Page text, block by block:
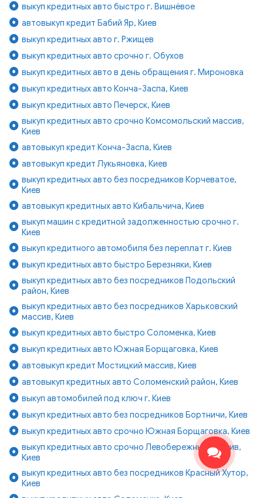
выкуп кредитных авто быстро г. Вишнёвое
автовыкуп кредит Бабий Яр, Киев
выкуп кредитных авто г. Ржищев
выкуп кредитных авто срочно г. Обухов
выкуп кредитных авто в день обращения г. Мироновка
выкуп кредитных авто Конча-Заспа, Киев
выкуп кредитных авто Печерск, Киев
выкуп кредитных авто срочно Комсомольский массив,
Киев
автовыкуп кредит Конча-Заспа, Киев
автовыкуп кредит Лукьяновка, Киев
выкуп кредитных авто без посредников Корчеватое,
Киев
автовыкуп кредитных авто Кибальчича, Киев
выкуп машин с кредитной задолженностью срочно г.
Киев
выкуп кредитного автомобиля без переплат г. Киев
выкуп кредитных авто быстро Березняки, Киев
выкуп кредитных авто без посредников Подольский
район, Киев
выкуп кредитных авто без посредников Харьковский
массив, Киев
выкуп кредитных авто быстро Соломенка, Киев
выкуп кредитных авто Южная Борщаговка, Киев
автовыкуп кредит Мостицкий массив, Киев
автовыкуп кредитных авто Соломенский район, Киев
выкуп автомобилей под ключ г. Киев
выкуп кредитных авто без посредников Бортничи, Киев
выкуп кредитных авто срочно Южная Борщаговка, Киев
выкуп кредитных авто срочно Левобережный массив,
Киев
выкуп кредитных авто без посредников Красный Хутор,
Киев